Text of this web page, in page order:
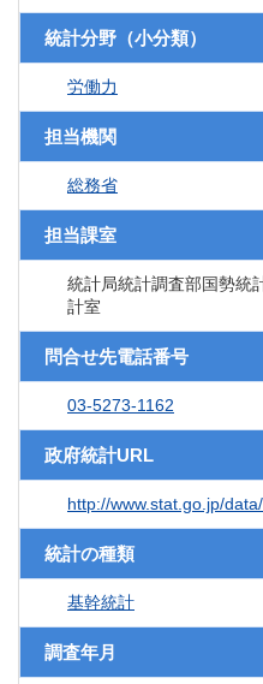
統計分野（小分類）
労働力
担当機関
総務省
担当課室
統計局統計調査部国勢統
計室
問合せ先電話番号
03-5273-1162
政府統計URL
http://www.stat.go.jp/
統計の種類
基幹統計
調査年月